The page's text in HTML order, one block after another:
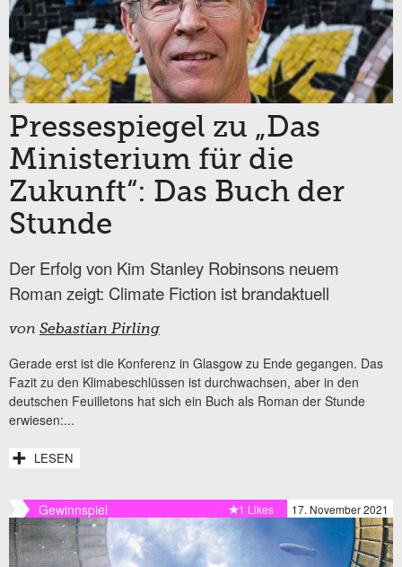
Pressespiegel zu „Das
Ministerium für die
Zukunft“: Das Buch der
Stunde
Der Erfolg von Kim Stanley Robinsons neuem
Roman zeigt: Climate Fiction ist brandaktuell
von Sebastian Pirling
Gerade erst ist die Konferenz in Glasgow zu Ende gegangen. Das
Fazit zu den Klimabeschlüssen ist durchwachsen, aber in den
deutschen Feuilletons hat sich ein Buch als Roman der Stunde
erwiesen:...
LESEN
Gewinnspiel 17. November 2021
1 Likes